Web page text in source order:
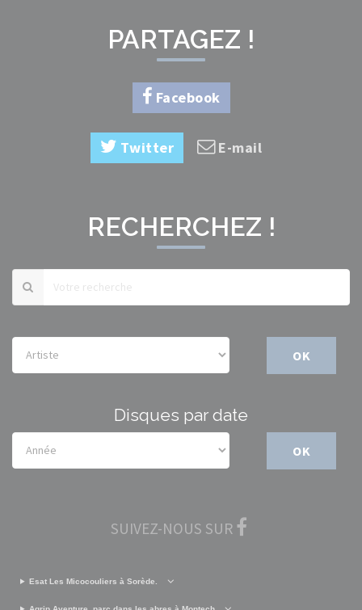
PARTAGEZ !
Facebook
Twitter E-mail
RECHERCHEZ !
OK
Disques par date
OK
SUIVEZ-NOUS SUR
Esat Les Micocouliers à Sorède.